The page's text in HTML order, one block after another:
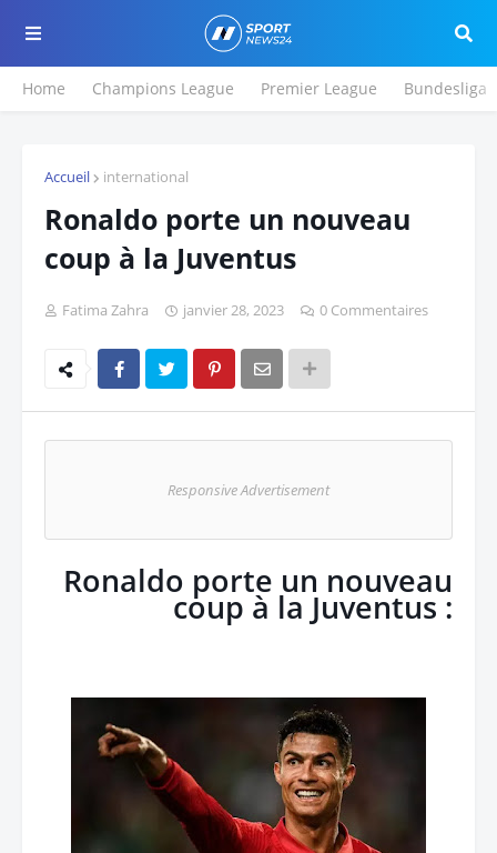
Home Champions League Premier League Bundesliga
Accueil international
Ronaldo porte un nouveau
coup à la Juventus
Fatima Zahra janvier 28, 2023 0 Commentaires
Responsive Advertisement
Ronaldo porte un nouveau
coup à la Juventus :